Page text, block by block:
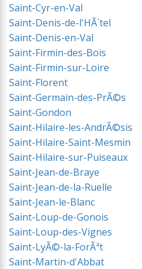
Saint-Cyr-en-Val
Saint-Denis-de-l'HÃ´tel
Saint-Denis-en-Val
Saint-Firmin-des-Bois
Saint-Firmin-sur-Loire
Saint-Florent
Saint-Germain-des-PrÃ©s
Saint-Gondon
Saint-Hilaire-les-AndrÃ©sis
Saint-Hilaire-Saint-Mesmin
Saint-Hilaire-sur-Puiseaux
Saint-Jean-de-Braye
Saint-Jean-de-la-Ruelle
Saint-Jean-le-Blanc
Saint-Loup-de-Gonois
Saint-Loup-des-Vignes
Saint-LyÃ©-la-ForÃªt
Saint-Martin-d'Abbat